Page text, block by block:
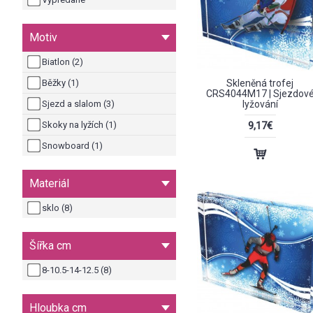
Motiv
Biatlon (2)
Běžky (1)
Sjezd a slalom (3)
Skoky na lyžích (1)
Snowboard (1)
Materiál
sklo (8)
Šířka cm
8-10.5-14-12.5 (8)
Hloubka cm
Skleněná trofej
CRS4044M17 |
lyžování
9,17€